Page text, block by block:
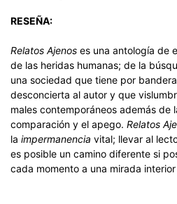
RESEÑA:
Relatos Ajenos es una antología de
de las heridas humanas; de la
una sociedad que tiene por
desconcierta al autor y que
males contemporáneos además de
comparación y el apego. Relatos
la impermanencia vital; llevar al
es posible un camino diferente si
cada momento a una mirada